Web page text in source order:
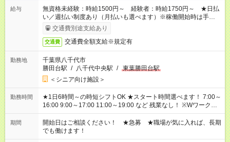
給与
無資格未経験：時給1500円～ 経験者：時給1750円～ ★日払
い／週払い制度あり（月払いも選べます）※稼働開始時は手続き
完了次第のお支払いとなります。
交通費別途支給あり
交通費 交通費全額支給※規定有
勤務地
千葉県八千代市
勝田台駅 / 八千代中央駅 / 東葉勝田台駅
＜シニア向け施設＞
勤務時間
★1日6時間～の時短シフトOK ★スタート時間選べます！ 7:00～
16:00 9:00～17:00 11:00～19:00 など 残業なし！ ※Wワークの
場合、他のお仕事と合わせ週40時間超の就業はご案内できませ
ん ※法令に基づき、週20時間以上勤務は社会保険への加入対象
となります ※労働者派遣法（日雇い派遣の原則禁止）により、
短時間・短期間の就業はご案内が難しい場合があります
期間
開始日はご相談ください！ ★急募 ★職場が気に入れば、長期
でも働けます！